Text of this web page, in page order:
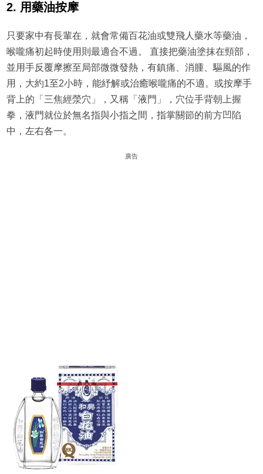
2. 用藥油按摩
只要家中有長輩在，就會常備百花油或雙飛人藥水等藥油，
喉嚨痛初起時使用則最適合不過。 直接把藥油塗抹在頸部，
並用手反覆摩擦至局部微微發熱，有鎮痛、消腫、驅風的作
用，大約1至2小時，能紓解或治癒喉嚨痛的不適。或按摩手
背上的「三焦經滎穴」，又稱「液門」，穴位手背朝上握
拳，液門就位於無名指與小指之間，指掌關節的前方凹陷
中，左右各一。
廣告